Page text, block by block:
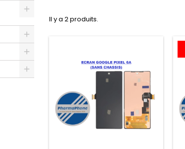
Il y a 2 produits.